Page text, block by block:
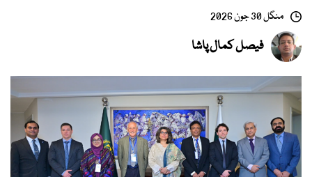
منگل 30 جون 2026
فیصل کمال پاشا